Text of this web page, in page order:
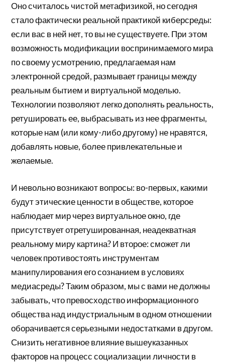
Оно считалось чистой метафизикой, но сегодня
стало фактически реальной практикой киберсреды:
если вас в ней нет, то вы не существуете. При этом
возможность модификации воспринимаемого мира
по своему усмотрению, предлагаемая нам
электронной средой, размывает границы между
реальным бытием и виртуальной моделью.
Технологии позволяют легко дополнять реальность,
ретушировать ее, выбрасывать из нее фрагменты,
которые нам (или кому-либо другому) не нравятся,
добавлять новые, более привлекательные и
желаемые.
И невольно возникают вопросы: во-первых, какими
будут этические ценности в обществе, которое
наблюдает мир через виртуальное окно, где
присутствует отретушированная, неадекватная
реальному миру картина? И второе: сможет ли
человек противостоять инструментам
манипулирования его сознанием в условиях
медиасреды? Таким образом, мы с вами не должны
забывать, что превосходство информационного
общества над индустриальным в одном отношении
оборачивается серьезными недостатками в другом.
Снизить негативное влияние вышеуказанных
факторов на процесс социализации личности в